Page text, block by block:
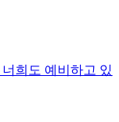
희도 예비하고 있